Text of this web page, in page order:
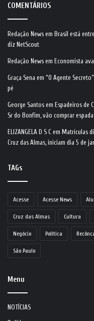
COMENTÁRIOS
Redação News em Brasil está
diz NetScout
Redação News em Economista
Graça Sena em “O Agente
pé
George Santos em Espadeiros de
Sr do Bonfim, vão comprar
ELIZANGELA D S C em Matrículas
Cruz das Almas, iniciam dia 5 de
TAGs
Acesse Acesse News
Cruz das Almas Cultura
Negócio Política
São Paulo
Menu
NOTÍCIAS